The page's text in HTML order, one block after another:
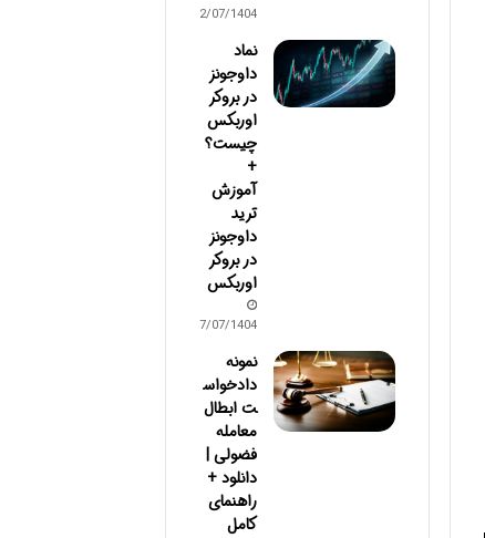
12/07/1404
نماد
داوجونز
در بروکر
اوربکس
چیست؟
+
آموزش
ترید
داوجونز
در بروکر
اوربکس
07/07/1404
نمونه
دادخواس
ت ابطال
معامله
فضولی |
دانلود +
راهنمای
کامل